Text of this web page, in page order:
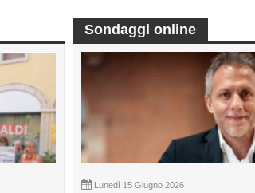
Sondaggi online
Lunedì 15 Giugno 2026